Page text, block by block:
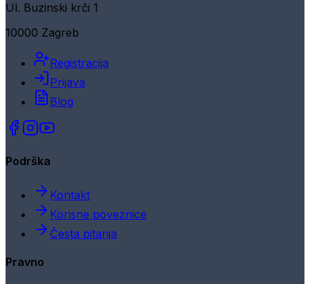
Ul. Buzinski krči 1
10000 Zagreb
Registracija
Prijava
Blog
Podrška
Kontakt
Korisne poveznice
Česta pitanja
Pravno